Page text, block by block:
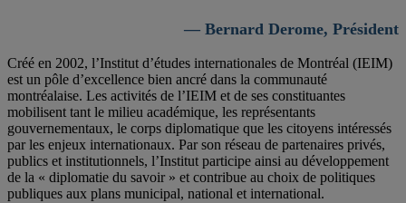
— Bernard Derome, Président
Créé en 2002, l’Institut d’études internationales de Montréal (IEIM)
est un pôle d’excellence bien ancré dans la communauté
montréalaise. Les activités de l’IEIM et de ses constituantes
mobilisent tant le milieu académique, les représentants
gouvernementaux, le corps diplomatique que les citoyens intéressés
par les enjeux internationaux. Par son réseau de partenaires privés,
publics et institutionnels, l’Institut participe ainsi au développement
de la « diplomatie du savoir » et contribue au choix de politiques
publiques aux plans municipal, national et international.